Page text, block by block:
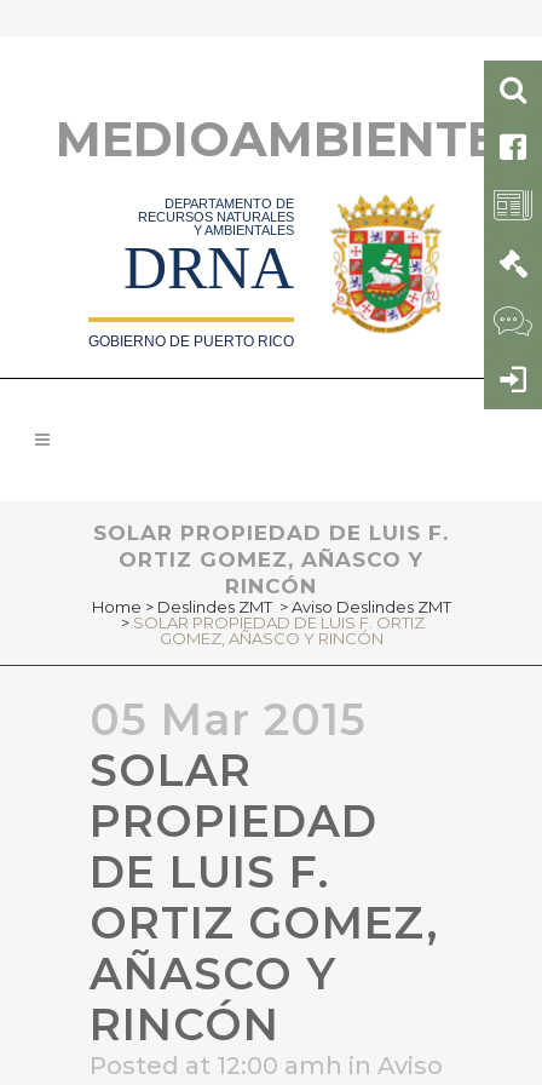
MEDIOAMBIENTE
DEPARTAMENTO DE
RECURSOS NATURALES
Y AMBIENTALES
DRNA
GOBIERNO DE PUERTO RICO
SOLAR PROPIEDAD DE LUIS F.
ORTIZ GOMEZ, AÑASCO Y
RINCÓN
Home > Deslindes ZMT >Aviso Deslindes ZMT
> SOLAR PROPIEDAD DE LUIS F. ORTIZ
GOMEZ, AÑASCO Y RINCÓN
05 Mar 2015
SOLAR
PROPIEDAD
DE LUIS F.
ORTIZ GOMEZ,
AÑASCO Y
RINCÓN
Posted at 12:00 amh in Aviso